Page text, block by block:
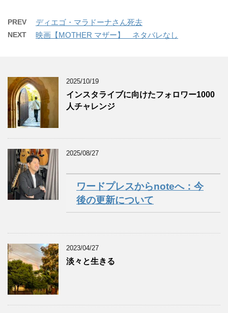
PREV ディエゴ・マラドーナさん死去
NEXT 映画【MOTHER マザー】 ネタバレなし
2025/10/19
インスタライブに向けたフォロワー1000
人チャレンジ
2025/08/27
ワードプレスからnoteへ：今
後の更新について
2023/04/27
淡々と生きる